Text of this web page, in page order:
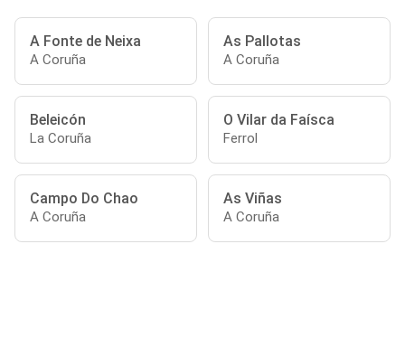
A Fonte de Neixa
A Coruña
As Pallotas
A Coruña
Beleicón
La Coruña
O Vilar da Faísca
Ferrol
Campo Do Chao
A Coruña
As Viñas
A Coruña